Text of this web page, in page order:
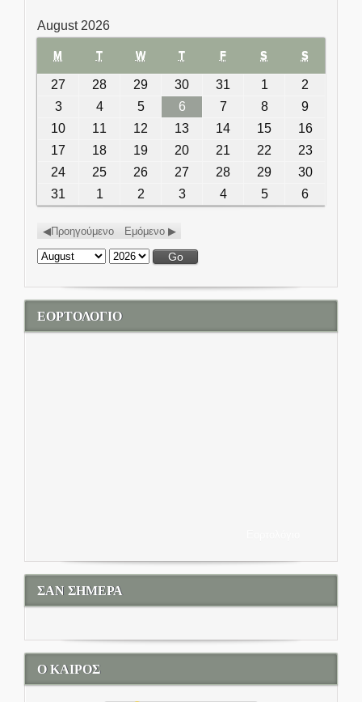
August 2026
M MONDAY
TTUESDAY
WWEDNESDAY
TTHURSDAY
FFRIDAYS SATURDAY
S
27 July 27, 2026
28 July 28, 2026
29 July 29, 2026
30 July 30, 2026
31 July 31, 2026
1
August 1,
2026
2
3August 3, 2026
4August 4, 2026
5August 5, 2026
6 August 6, 2026
7 August 7, 2026
8
August 8,
2026
9
10 August 10, 2026
11 August 11, 2026
12 August 12, 2026
13 August 13, 2026
14 August 14, 2026
15
August
15, 2026
16August
17 August 17, 2026
18 August 18, 2026
19 August 19, 2026
20 August 20, 2026
21 August 21, 2026
22
August
22, 2026
23August
24 August 24, 2026
25 August 25, 2026
26 August 26, 2026
27 August 27, 2026
28 August 28, 2026
29
August
29, 2026
30August
31 August 31, 2026
1 September 1, 2026
2 September 2, 2026
3September 3, 2026
4
September 4,
2026
5September
5, 2026
6
6, 2026
Προηγούμενο
Εμόμενο
Month:
Year:
ΕΟΡΤΟΛΟΓΙΟ
ΣΑΝ ΣΗΜΕΡΑ
Ο ΚΑΙΡΟΣ